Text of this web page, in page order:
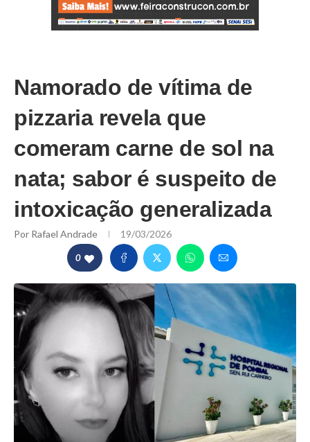
Namorado de vítima de
pizzaria revela que
comeram carne de sol na
nata; sabor é suspeito de
intoxicação generalizada
Por Rafael Andrade 19/03/2026
0